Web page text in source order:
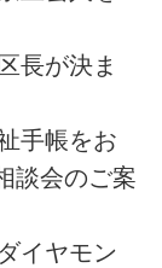
が決ま
帳をお
談会のご案
ヤモン